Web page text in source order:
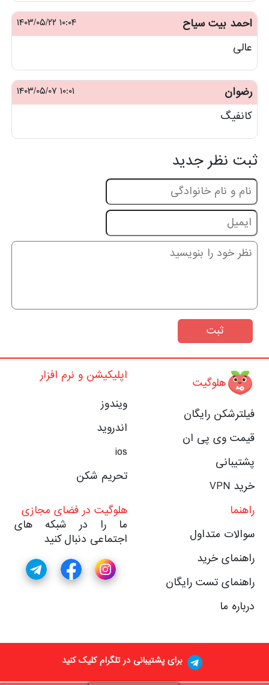
احمد بیت سیاح ۱۰:۰۴ ۱۴۰۳/۰۵/۲۲
عالی
رضوان ۱۰:۰۱ ۱۴۰۳/۰۵/۰۷
کانفیگ
ثبت نظر جدید
ثبت
هلوگیت
فیلترشکن رایگان
قیمت وی پی ان
پشتیبانی
خرید VPN
اپلیکیشن و نرم افزار
ویندوز
اندروید
ios
تحریم شکن
راهنما
سوالات متداول
راهنمای خرید
راهنمای تست رایگان
درباره ما
هلوگیت در فضای مجازی
ما را در شبکه های
اجتماعی دنبال کنید
برای پشتیبانی در تلگرام کلیک کنید